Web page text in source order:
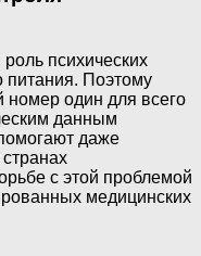
психических
питания. Поэтому
номер один для всего
данным
даже
с этой проблемой
медицинских